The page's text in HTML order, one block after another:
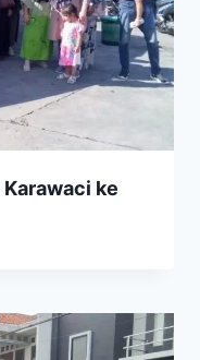
ke